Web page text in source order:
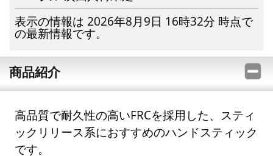
表示の情報は 2026年8月9日 16時32分 時点で
の最新情報です。
商品紹介
高品質で耐久性の高いFRCを採用した、スティ
ックリリース系におすすめのハンドスティック
です。